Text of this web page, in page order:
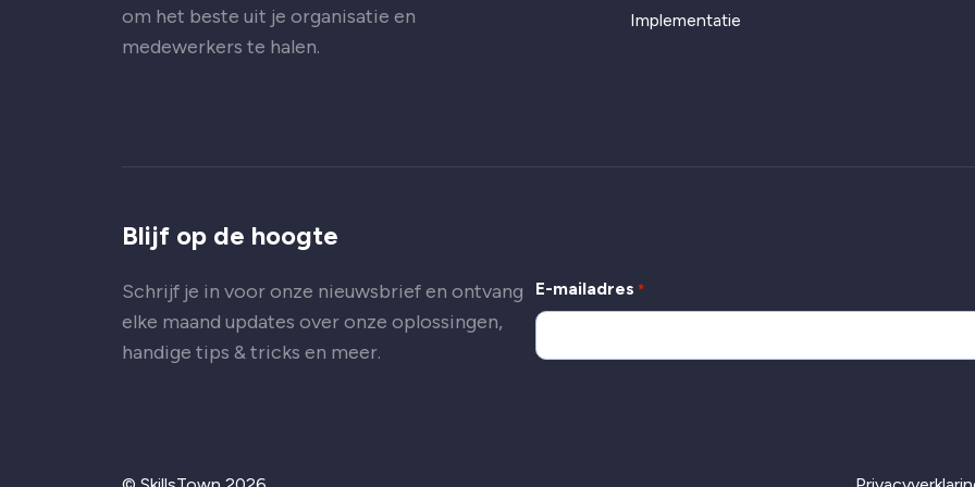
om het beste uit je organisatie en
medewerkers te halen.
Implementatie
Blijf op de hoogte
Schrijf je in voor onze nieuwsbrief en ontvang
elke maand updates over onze oplossingen,
handige tips & tricks en meer.
E-mailadres *